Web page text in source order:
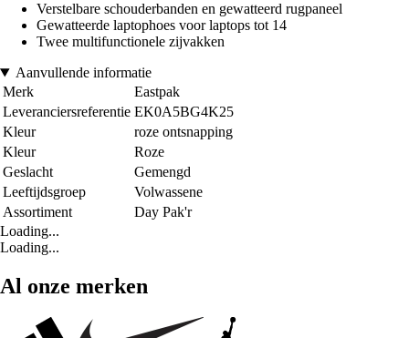
Verstelbare schouderbanden en gewatteerd rugpaneel
Gewatteerde laptophoes voor laptops tot 14
Twee multifunctionele zijvakken
Aanvullende informatie
Merk
Eastpak
Leveranciersreferentie EK0A5BG4K25
Kleur
roze ontsnapping
Kleur
Roze
Geslacht
Gemengd
Leeftijdsgroep
Volwassene
Assortiment
Day Pak'r
Loading...
Loading...
Al onze merken